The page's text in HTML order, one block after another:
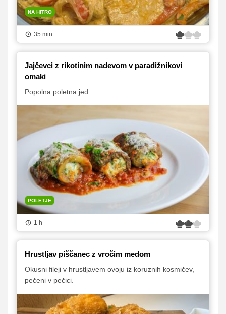
NA HITRO
35 min
Jajčevci z rikotinim nadevom v paradižnikovi
omaki
Popolna poletna jed.
POLETJE
1 h
Hrustljav piščanec z vročim medom
Okusni fileji v hrustljavem ovoju iz koruznih kosmičev,
pečeni v pečici.